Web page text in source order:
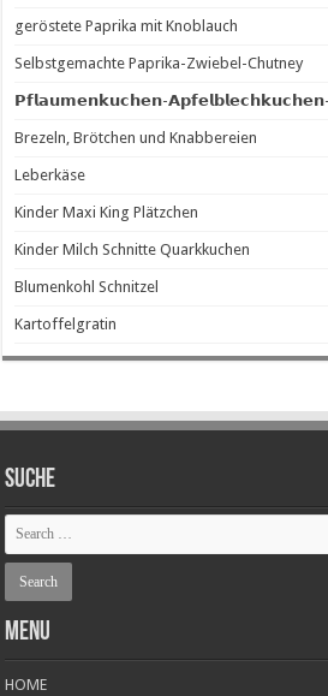
geröstete Paprika mit Knoblauch
Selbstgemachte Paprika-Zwiebel-Chutney
𝗣𝗳𝗹𝗮𝘂𝗺𝗲𝗻𝗸𝘂𝗰𝗵𝗲𝗻-
Brezeln, Brötchen und Knabbereien
Leberkäse
Kinder Maxi King Plätzchen
Kinder Milch Schnitte Quarkkuchen
Blumenkohl Schnitzel
Kartoffelgratin
SUCHE
Menu
HOME